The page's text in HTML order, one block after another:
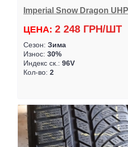
Imperial Snow Dragon
ЦЕНА: 2 248 ГРН/ШТ
Сезон: Зима
Износ: 30%
Индекс ск.: 96V
Кол-во: 2